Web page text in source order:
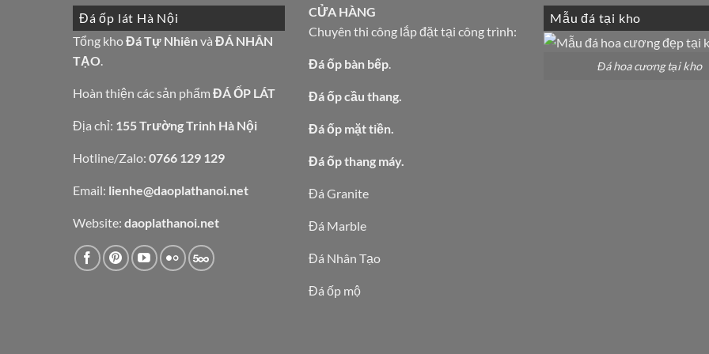
Đá ốp lát Hà Nội
Tổng khoĐá Tự Nhiênvà ĐÁ NHÂN
TẠO.
Hoàn thiện các sản phẩm ĐÁ ỐP LÁT
Địa chỉ: 155 Trường Trinh Hà Nội
Hotline/Zalo: 0766 129 129
Email: lienhe@daoplathanoi.net
Website: daoplathanoi.net
CỬA HÀNG
Chuyên thi công lắp đặt tại công trình:
Đá ốp bàn bếp.
Đá ốp cầu thang.
Đá ốp mặt tiền.
Đá ốp thang máy.
Đá Granite
Đá Marble
Đá Nhân Tạo
Đá ốp mộ
Mẫu đá tại kho
Đá hoa cương tại kho